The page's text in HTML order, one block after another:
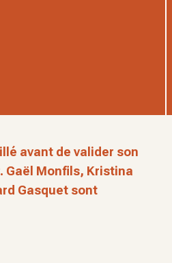
avant de valider son
Gaël Monfils, Kristina
Gasquet sont